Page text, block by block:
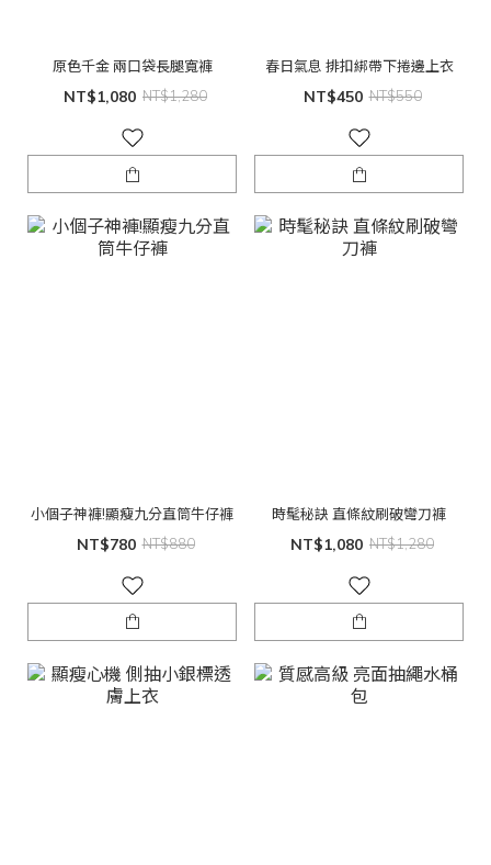
原色千金 兩口袋長腿寬褲
NT$1,080 NT$1,280
春日氣息 排扣綁帶下捲邊上衣
NT$450 NT$550
小個子神褲!顯瘦九分直筒牛仔褲
NT$780 NT$880
時髦秘訣 直條紋刷破彎刀褲
NT$1,080 NT$1,280